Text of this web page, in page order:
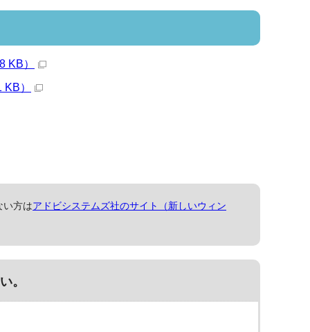
KB）
）
い方はアドビシステムズ社のサイト（新しいウィン
。